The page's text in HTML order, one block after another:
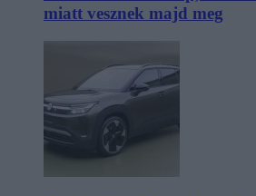
miatt vesznek majd meg